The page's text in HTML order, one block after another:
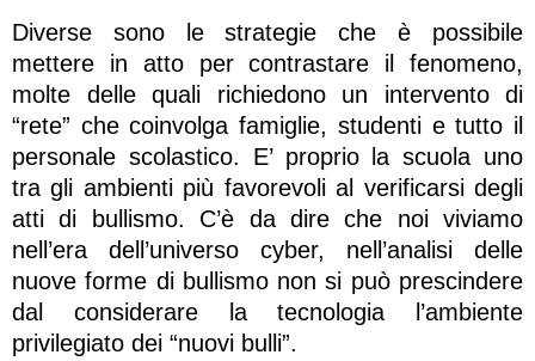
Diverse sono le strategie che è possibile
mettere in atto per contrastare il fenomeno,
molte delle quali richiedono un intervento di
“rete” che coinvolga famiglie, studenti e tutto il
personale scolastico. E’ proprio la scuola uno
tra gli ambienti più favorevoli al verificarsi degli
atti di bullismo. C’è da dire che noi viviamo
nell’era dell’universo cyber, nell’analisi delle
nuove forme di bullismo non si può prescindere
dal considerare la tecnologia l’ambiente
privilegiato dei “nuovi bulli”.